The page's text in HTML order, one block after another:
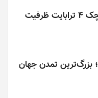
این کارت حافظه کوچک ۴ ترابایت ظرفیت
بازی/ Age of 2048؛ بزرگ‌ترین تمدن جهان